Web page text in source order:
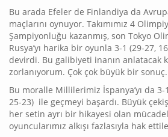
Bu arada Efeler de Finlandiya da
maçlarını oynuyor. Takımımız 4
Şampiyonluğu kazanmış, son Tokyo
Rusya’yı harika bir oyunla 3-1 (29-27,
devirdi. Bu galibiyeti inanın anlatacak
zorlanıyorum. Çok çok büyük bir sonuç.
Bu moralle Millilerimiz İspanya’yı da 3-
25-23) ile geçmeyi başardı. Büyük
her setin ayrı bir hikayesi olan
oyuncularımız alkışı fazlasıyla hak